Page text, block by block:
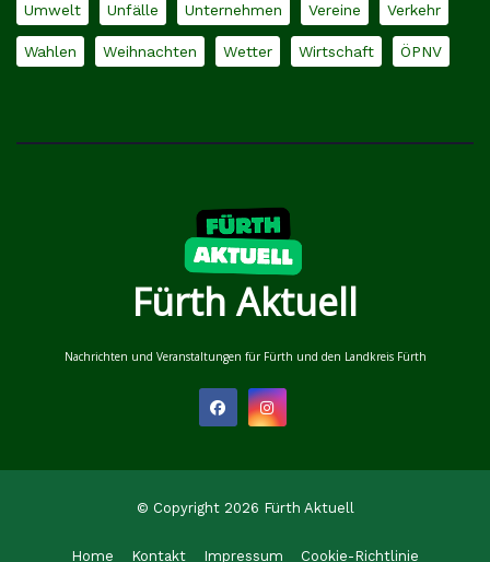
Umwelt Unfälle Unternehmen Vereine Verkehr
Wahlen Weihnachten Wetter Wirtschaft ÖPNV
Fürth Aktuell
Nachrichten und Veranstaltungen für Fürth und den Landkreis Fürth
© Copyright 2026 Fürth Aktuell
Home Kontakt Impressum Cookie-Richtlinie